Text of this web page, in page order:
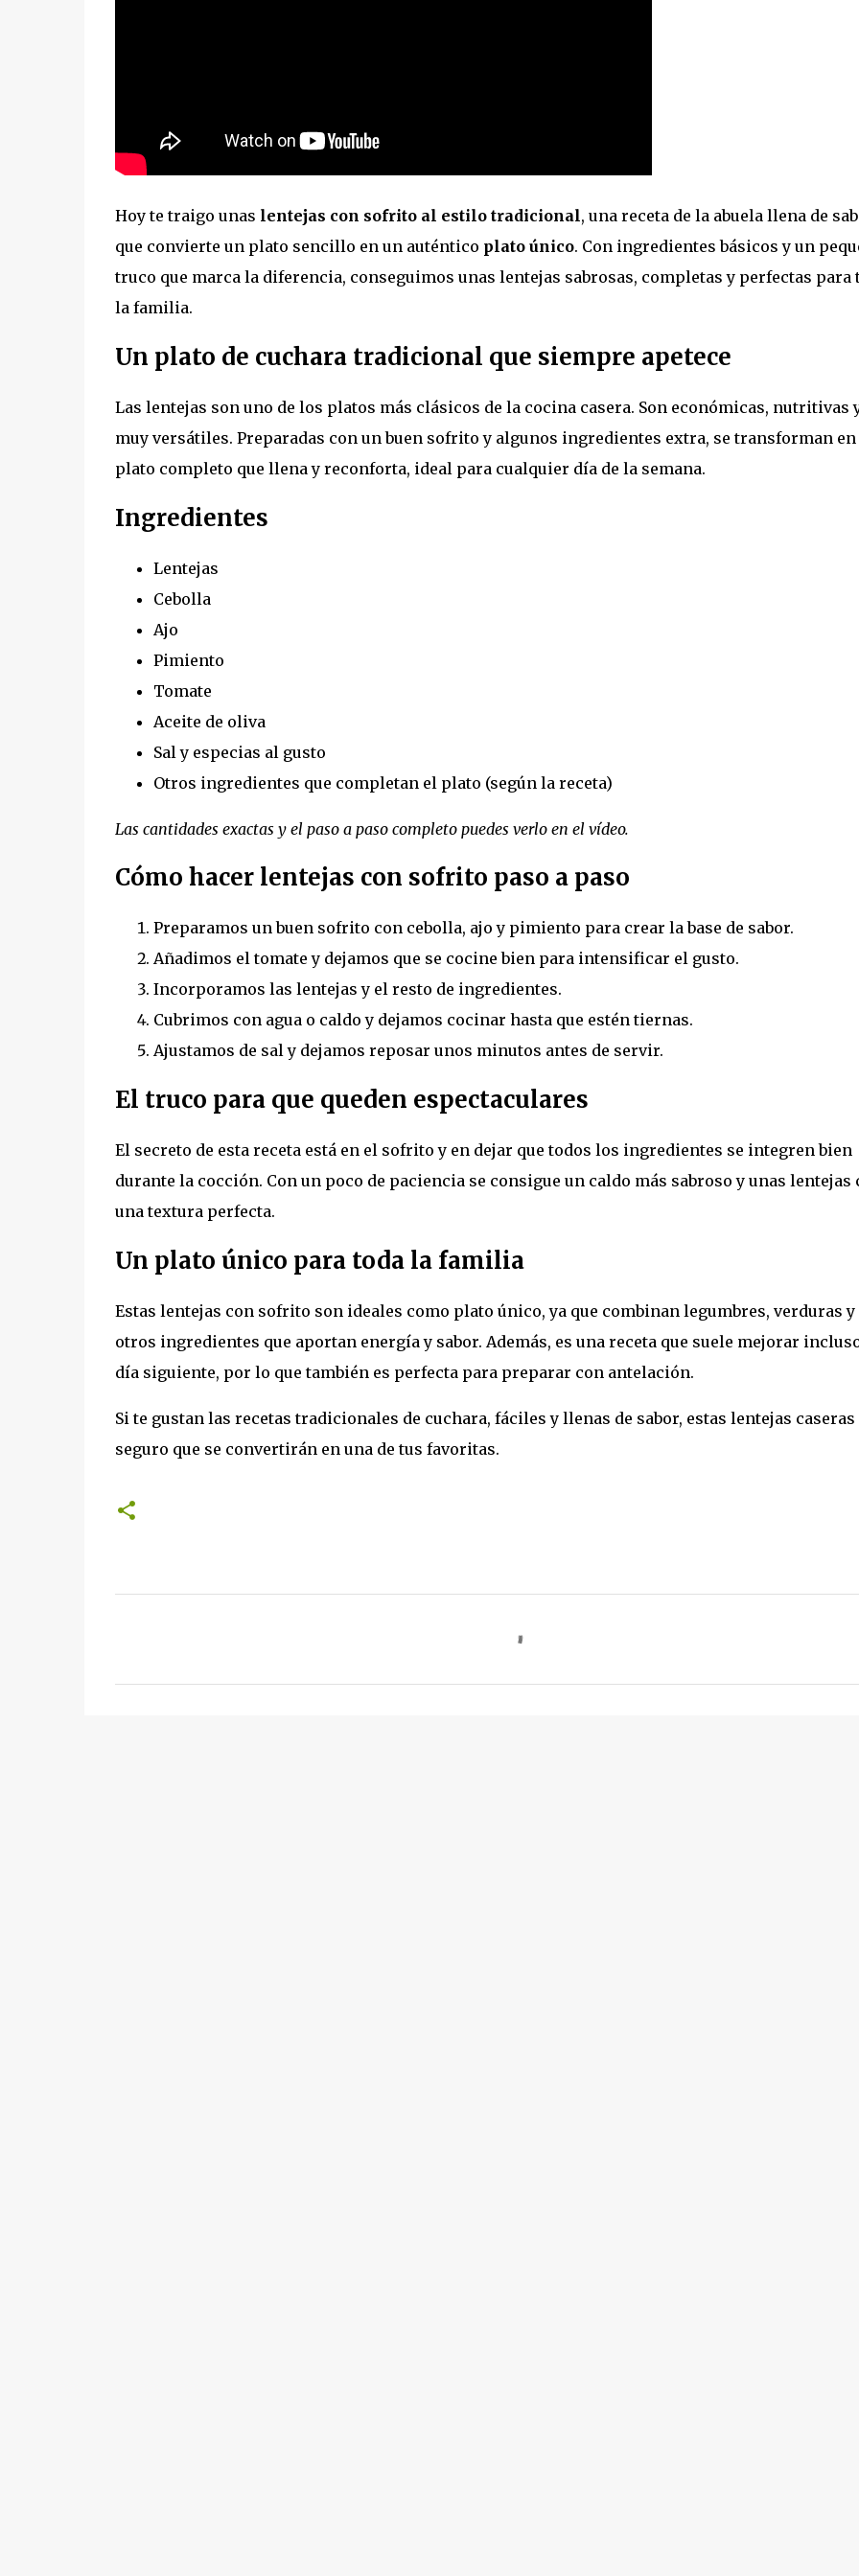
Hoy te traigo unas lentejas con sofrito al estilo tradicional, una receta de la abuela llena de
que convierte un plato sencillo en un auténtico plato único. Con ingredientes básicos y un
truco que marca la diferencia, conseguimos unas lentejas sabrosas, completas y perfectas para
la familia.
Un plato de cuchara tradicional que siempre apetece
Las lentejas son uno de los platos más clásicos de la cocina casera. Son económicas, nutritivas
muy versátiles. Preparadas con un buen sofrito y algunos ingredientes extra, se transforman en
plato completo que llena y reconforta, ideal para cualquier día de la semana.
Ingredientes
Lentejas
Cebolla
Ajo
Pimiento
Tomate
Aceite de oliva
Sal y especias al gusto
Otros ingredientes que completan el plato (según la receta)
Las cantidades exactas y el paso a paso completo puedes verlo en el vídeo.
Cómo hacer lentejas con sofrito paso a paso
Preparamos un buen sofrito con cebolla, ajo y pimiento para crear la base de sabor.
Añadimos el tomate y dejamos que se cocine bien para intensificar el gusto.
Incorporamos las lentejas y el resto de ingredientes.
Cubrimos con agua o caldo y dejamos cocinar hasta que estén tiernas.
Ajustamos de sal y dejamos reposar unos minutos antes de servir.
El truco para que queden espectaculares
El secreto de esta receta está en el sofrito y en dejar que todos los ingredientes se integren bien
durante la cocción. Con un poco de paciencia se consigue un caldo más sabroso y unas lentejas
una textura perfecta.
Un plato único para toda la familia
Estas lentejas con sofrito son ideales como plato único, ya que combinan legumbres, verduras y
otros ingredientes que aportan energía y sabor. Además, es una receta que suele mejorar
día siguiente, por lo que también es perfecta para preparar con antelación.
Si te gustan las recetas tradicionales de cuchara, fáciles y llenas de sabor, estas lentejas caseras
seguro que se convertirán en una de tus favoritas.